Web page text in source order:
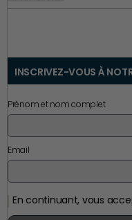
INSCRIVEZ-VOUS À
Prénom et nom complet
Email
En continuant, vous